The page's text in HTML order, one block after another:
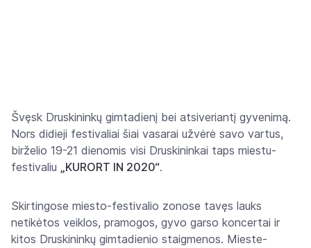
Švęsk Druskininkų gimtadienį bei atsiveriantį gyvenimą.
Nors didieji festivaliai šiai vasarai užvėrė savo vartus,
birželio 19-21 dienomis visi Druskininkai taps miestu-
festivaliu „KURORT IN 2020“.
Skirtingose miesto-festivalio zonose tavęs lauks
netikėtos veiklos, pramogos, gyvo garso koncertai ir
kitos Druskininkų gimtadienio staigmenos. Mieste-